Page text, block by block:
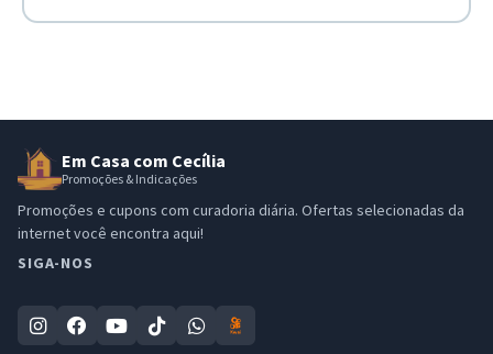
Em Casa com Cecília
Promoções & Indicações
Promoções e cupons com curadoria diária. Ofertas selecionadas da
internet você encontra aqui!
SIGA-NOS